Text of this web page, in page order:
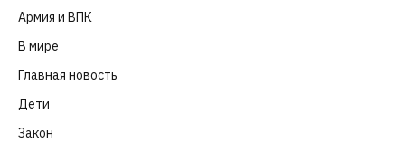
Армия и ВПК
В мире
Главная новость
Дети
Закон